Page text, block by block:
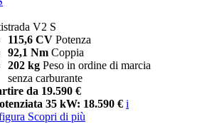
V2 S
115,6 CV Potenza
92,1 Nm Coppia
202 kg Peso in ordine di marcia
senza carburante
da 19.590 €
35 kW: 18.590 € i
Scopri di più